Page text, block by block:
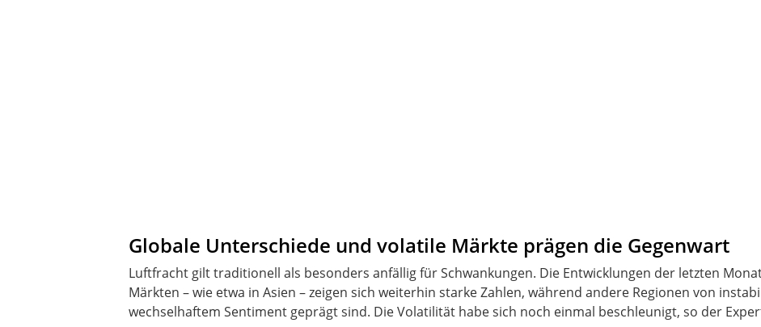
Globale Unterschiede und volatile Märkte prägen die Gegenwart
Luftfracht gilt traditionell als besonders anfällig für Schwankungen. Die Entwicklungen der letzten
Märkten – wie etwa in Asien – zeigen sich weiterhin starke Zahlen, während andere Regionen von
wechselhaftem Sentiment geprägt sind. Die Volatilität habe sich noch einmal beschleunigt, so der